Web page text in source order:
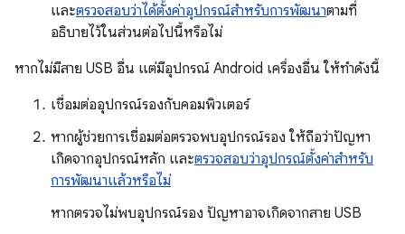
และตรวจสอบว่าได้ตั้งค่าอุปกรณ์สำหรับการพัฒนาตามที่
อธิบายไว้ในส่วนต่อไปนี้หรือไม่
หากไม่มีสาย USB อื่น แต่มีอุปกรณ์ Android เครื่องอื่น ให้ทำดังนี้
เชื่อมต่ออุปกรณ์รองกับคอมพิวเตอร์
หากผู้ช่วยการเชื่อมต่อตรวจพบอุปกรณ์รอง ให้ถือว่าปัญหา
เกิดจากอุปกรณ์หลัก และตรวจสอบว่าอุปกรณ์ตั้งค่าสำหรับ
การพัฒนาแล้วหรือไม่
หากตรวจไม่พบอุปกรณ์รอง ปัญหาอาจเกิดจากสาย USB